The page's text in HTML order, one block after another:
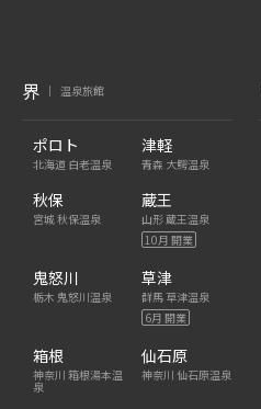
界 温泉旅館
ポロト
北海道 白老温泉
津軽
青森 大鰐温泉
秋保
宮城 秋保温泉
蔵王
山形 蔵王温泉
10月 開業
鬼怒川
栃木 鬼怒川温泉
草津
群馬 草津温泉
6月 開業
箱根
神奈川 箱根湯本温
泉
仙石原
神奈川 仙石原温泉